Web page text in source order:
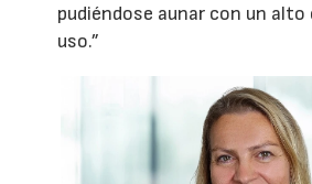
pudiéndose aunar con un
uso.”